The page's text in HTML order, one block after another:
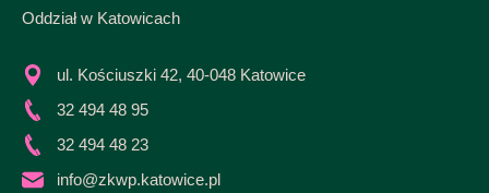
Oddział w Katowicach
ul. Kościuszki 42, 40-048 Katowice
32 494 48 95
32 494 48 23
info@zkwp.katowice.pl